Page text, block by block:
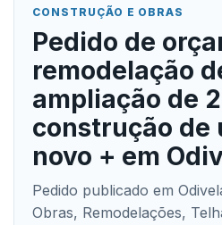
CONSTRUÇÃO E OBRAS
Pedido de
remodelação
ampliação de
construção de
novo + em
Pedido publicado em
Obras, Remodelações,
Testemunhos